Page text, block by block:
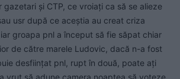
gazetari și CTP, ce vroiați ca să se alieze
usr după ce aceștia au creat criza
groapa pnl a început să fie săpat chiar
de către marele Ludovic, dacă n-a fost
desființat pnl, rupt în două, poate ați
vrut să adune camera noaptea să voteze